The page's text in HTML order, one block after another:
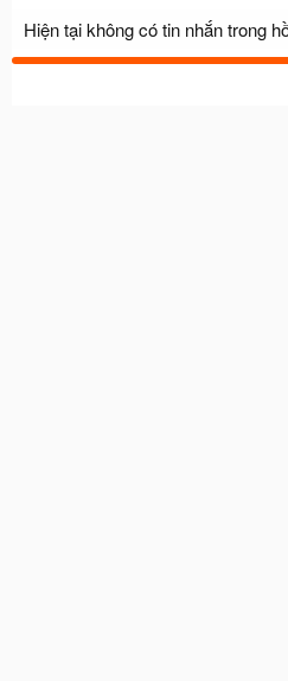
Hiện tại không có tin nhắn trong